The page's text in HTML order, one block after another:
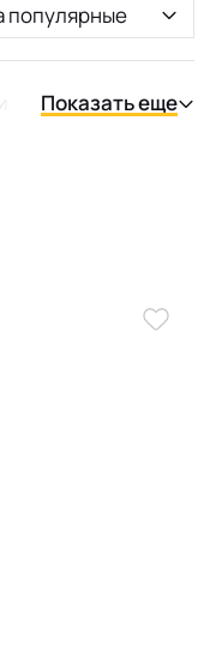
популярные
НожиЛожки
Показать еще